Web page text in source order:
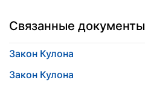
Связанные документы
Закон Кулона
Закон Кулона